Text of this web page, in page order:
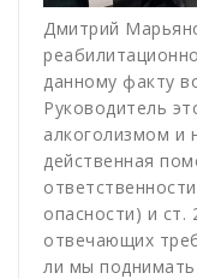
Дмитрий
данному факту
Руководитель
алкоголизмом и
действенная
опасности) и ст.
отвечающих
ли мы